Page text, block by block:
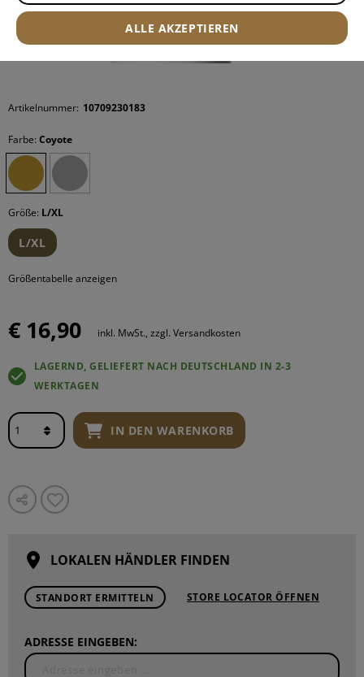
Artikelnummer: 10709230183
Farbe: Coyote
Größe: L/XL
L/XL
Größentabelle anzeigen
€ 16,90 inkl. MwSt., zzgl. Versandkosten
LAGERND, GELIEFERT NACH DEUTSCHLAND IN 2-3
WERKTAGEN
IN DEN WARENKORB
LOKALEN HÄNDLER FINDEN
STANDORT ERMITTELN STORE LOCATOR ÖFFNEN
ADRESSE EINGEBEN:
ALLE AKZEPTIEREN